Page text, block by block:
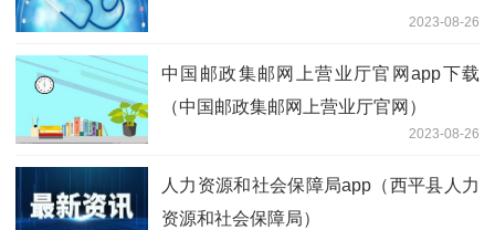
2023-08-26
中国邮政集邮网上营业厅官网app下载
（中国邮政集邮网上营业厅官网）
2023-08-26
人力资源和社会保障局app（西平县人力
资源和社会保障局）